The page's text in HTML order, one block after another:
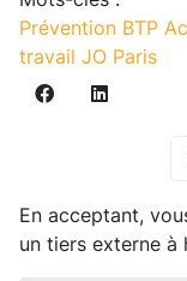
Prévention BTP
travail JO Paris
En acceptant,
un tiers externe